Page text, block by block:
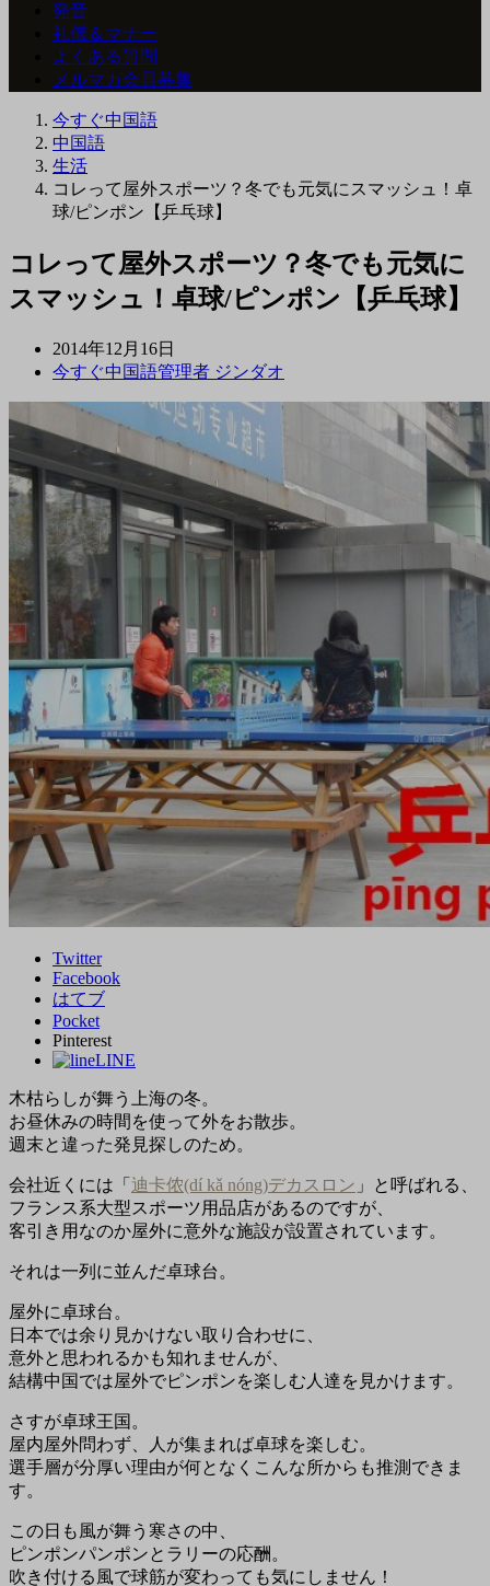
発音
礼儀＆マナー
よくある質問
メルマガ会員募集
今すぐ中国語
中国語
生活
コレって屋外スポーツ？冬でも元気にスマッシュ！卓
球/ピンポン【乒乓球】
コレって屋外スポーツ？冬でも元気に
スマッシュ！卓球/ピンポン【乒乓球】
2014年12月16日
今すぐ中国語管理者 ジンダオ
Twitter
Facebook
はてブ
Pocket
Pinterest
LINE
木枯らしが舞う上海の冬。
お昼休みの時間を使って外をお散歩。
週末と違った発見探しのため。
会社近くには「 迪卡侬(dí kǎ nóng)デカスロン 」と呼ばれる、
フランス系大型スポーツ用品店があるのですが、
客引き用なのか屋外に意外な施設が設置されています。
それは一列に並んだ卓球台。
屋外に卓球台。
日本では余り見かけない取り合わせに、
意外と思われるかも知れませんが、
結構中国では屋外でピンポンを楽しむ人達を見かけます。
さすが卓球王国。
屋内屋外問わず、人が集まれば卓球を楽しむ。
選手層が分厚い理由が何となくこんな所からも推測できま
す。
この日も風が舞う寒さの中、
ピンポンパンポンとラリーの応酬。
吹き付ける風で球筋が変わっても気にしません！